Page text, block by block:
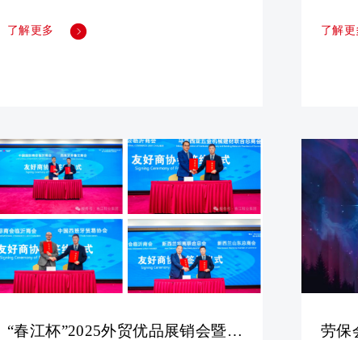
了解更多 了解更
“春江杯”2025外贸优品展销会暨第
劳保